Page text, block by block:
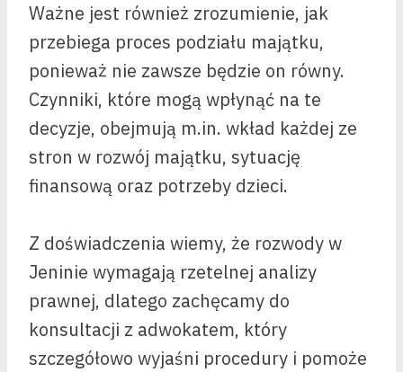
Ważne jest również zrozumienie, jak
przebiega proces podziału majątku,
ponieważ nie zawsze będzie on równy.
Czynniki, które mogą wpłynąć na te
decyzje, obejmują m.in. wkład każdej ze
stron w rozwój majątku, sytuację
finansową oraz potrzeby dzieci.
Z doświadczenia wiemy, że rozwody w
Jeninie wymagają rzetelnej analizy
prawnej, dlatego zachęcamy do
konsultacji z adwokatem, który
szczegółowo wyjaśni procedury i pomoże